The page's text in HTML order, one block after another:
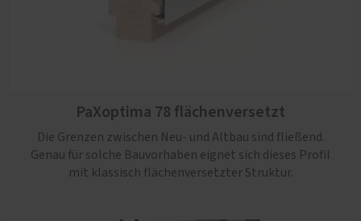
PaXoptima 78 flächenversetzt
Die Grenzen zwischen Neu- und Altbau sind fließend.
Genau für solche Bauvorhaben eignet sich dieses Profil
mit klassisch flächenversetzter Struktur.
Eine besonders gute Wärmedämmung erzielt dieses
Profil aufgrund der massiven Profilstärke. Damit ist es
ideal geeignet für Neubauten mit klassischen Akzenten.